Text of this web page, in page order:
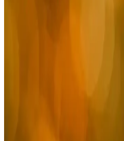
Erkekler İçin Koyu
Koyu lacivert gömlekler, erkeklerin
tarzlara uyum sağlayan zamansız
Beyaz deri ceketler, şıklık ve çok
öne çıkar. Kombinasyon ipuçları ve